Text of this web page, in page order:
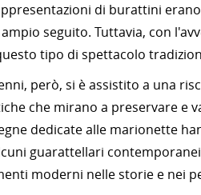
di burattini
seguito. Tuttavia, con
tipo di spettacolo
però, si è assistito a una
che mirano a preservare e
dedicate alle marionette
guarattellari
moderni nelle storie e nei